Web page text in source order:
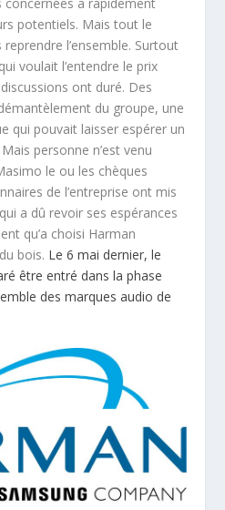
potentiels. Mais tout le
l’ensemble. Surtout
voulait l’entendre le prix
ont duré. Des
du groupe, une
qui pouvait laisser espérer un
personne n’est venu
le ou les chèques
de l’entreprise ont mis
a dû revoir ses espérances
qu’a choisi Harman
bois. Le 6 mai dernier, le
être entré dans la phase
des marques audio de